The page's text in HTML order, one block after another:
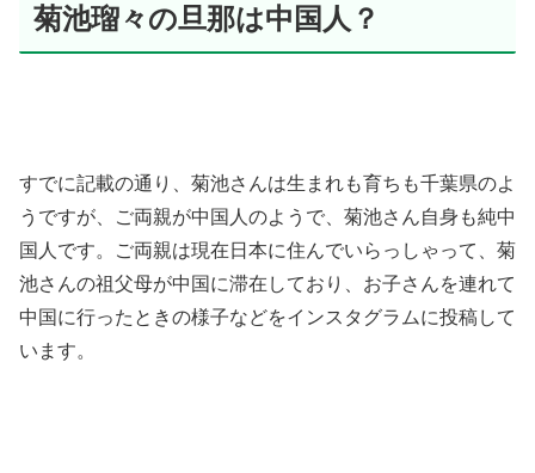
菊池瑠々の旦那は中国人？
すでに記載の通り、菊池さんは生まれも育ちも千葉県のよ
うですが、ご両親が中国人のようで、菊池さん自身も純中
国人です。ご両親は現在日本に住んでいらっしゃって、菊
池さんの祖父母が中国に滞在しており、お子さんを連れて
中国に行ったときの様子などをインスタグラムに投稿して
います。